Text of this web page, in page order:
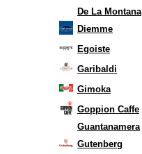
De La Montana
Diemme
Egoiste
Garibaldi
Gimoka
Goppion Caffe
Guantanamera
Gutenberg